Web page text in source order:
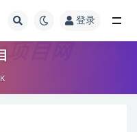
登录